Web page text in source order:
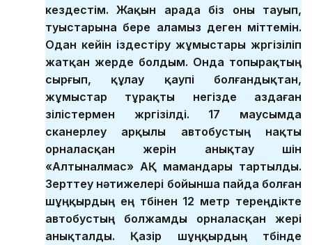
кездестім. Жақын арада біз оны тауып,
туыстарына бере аламыз деген үміттемін.
Одан кейін іздестіру жұмыстары жүргізіліп
жатқан жерде болдым. Онда топырақтың
сырғып, құлау қаупі болғандықтан,
жұмыстар тұрақты негізде аздаған
үзілістермен жүргізілді. 17 маусымда
сканерлеу арқылы автобустың нақты
орналасқан жерін анықтау үшін
«Алтыналмас» АҚ мамандары тартылды.
Зерттеу нәтижелері бойынша пайда болған
шұңқырдың ең түбінен 12 метр тереңдікте
автобустың болжамды орналасқан жері
анықталды. Қазір шұңқырдың түбінде